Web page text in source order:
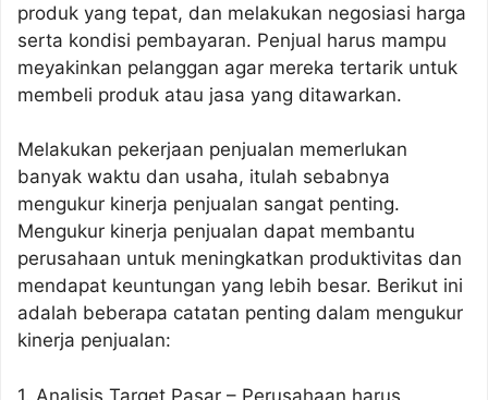
produk yang tepat, dan melakukan negosiasi harga
serta kondisi pembayaran. Penjual harus mampu
meyakinkan pelanggan agar mereka tertarik untuk
membeli produk atau jasa yang ditawarkan.
Melakukan pekerjaan penjualan memerlukan
banyak waktu dan usaha, itulah sebabnya
mengukur kinerja penjualan sangat penting.
Mengukur kinerja penjualan dapat membantu
perusahaan untuk meningkatkan produktivitas dan
mendapat keuntungan yang lebih besar. Berikut ini
adalah beberapa catatan penting dalam mengukur
kinerja penjualan:
1. Analisis Target Pasar – Perusahaan harus